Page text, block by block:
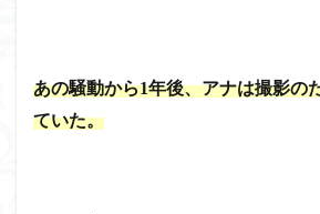
あの騒動から1年後、アナは撮影の
ていた。